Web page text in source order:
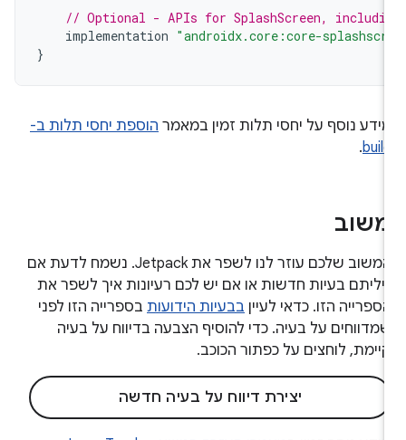
// Optional - APIs for SplashScreen,
implementation "androidx.core:core-
נוסף על יחסי תלות זמין במאמרהוספת יחסי תלות ב-
.
המשוב שלכם עוזר לנו לשפר את Jetpack. נשמח לדעת אם
בעיות חדשות או אם יש לכם רעיונות איך לשפר את
הזו. כדאי לעייןבבעיות הידועותבספרייה הזו לפני
על בעיה. כדי להוסיף הצבעה בדיווח על בעיה
לוחצים על כפתור הכוכב.
יצירת דיווח על בעיה חדשה